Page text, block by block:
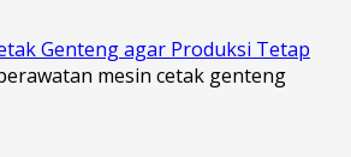
Genteng agar Produksi Tetap